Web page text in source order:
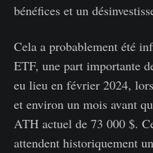
bénéfices et un
Cela a probablement été
ETF, une part importante
eu lieu en février 2024,
et environ un mois avant
ATH actuel de 73 000 $.
attendent historiquement